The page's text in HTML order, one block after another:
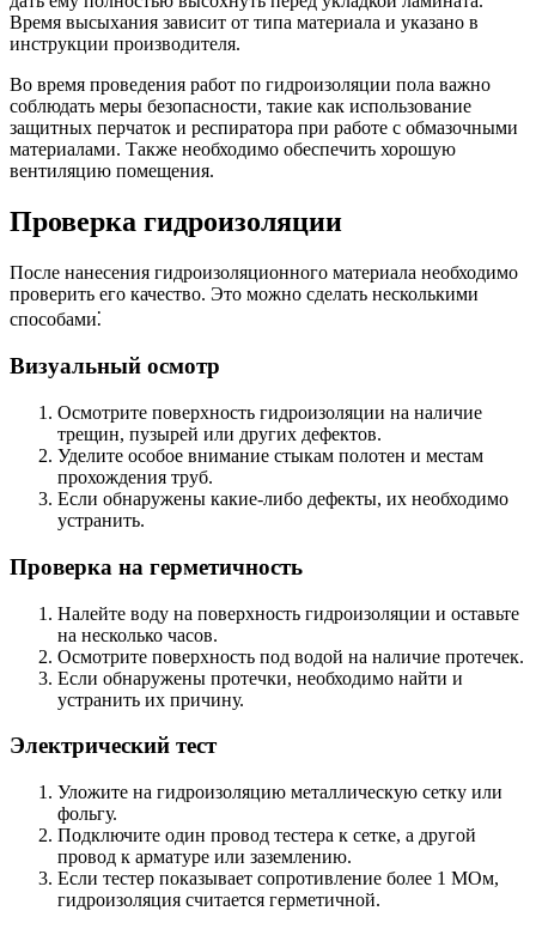
Время высыхания зависит от типа материала и указано в
инструкции производителя.
Во время проведения работ по гидроизоляции пола важно
соблюдать меры безопасности, такие как использование
защитных перчаток и респиратора при работе с обмазочными
материалами. Также необходимо обеспечить хорошую
вентиляцию помещения.
Проверка гидроизоляции
После нанесения гидроизоляционного материала необходимо
проверить его качество. Это можно сделать несколькими
способами⁚
Визуальный осмотр
Осмотрите поверхность гидроизоляции на наличие
трещин, пузырей или других дефектов.
Уделите особое внимание стыкам полотен и местам
прохождения труб.
Если обнаружены какие-либо дефекты, их необходимо
устранить.
Проверка на герметичность
Налейте воду на поверхность гидроизоляции и оставьте
на несколько часов.
Осмотрите поверхность под водой на наличие протечек.
Если обнаружены протечки, необходимо найти и
устранить их причину.
Электрический тест
Уложите на гидроизоляцию металлическую сетку или
фольгу.
Подключите один провод тестера к сетке, а другой
провод к арматуре или заземлению.
Если тестер показывает сопротивление более 1 МОм,
гидроизоляция считается герметичной.